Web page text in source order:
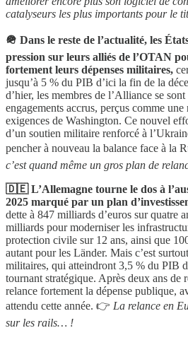
catalyseurs les plus importants pour le
🪖 Dans le reste de l’actualité, les
pression sur leurs alliés de l’OTAN
fortement leurs dépenses militaires,
jusqu’à 5 % du PIB d’ici la fin de la
d’hier, les membres de l’Alliance se
engagements accrus, perçus comme
exigences de Washington. Ce nouvel
d’un soutien militaire renforcé à
pencher à nouveau la balance face à la
c’est quand même un gros plan de
🇩🇪 L’Allemagne tourne le dos à
2025 marqué par un plan
dette à 847 milliards d’euros sur quatre
milliards pour moderniser les
protection civile sur 12 ans, ainsi que
autant pour les Länder. Mais c’est
militaires, qui atteindront 3,5 % du PIB
tournant stratégique. Après deux ans de
relance fortement la dépense publique,
attendu cette année. 👉 La relance en
sur les rails… !